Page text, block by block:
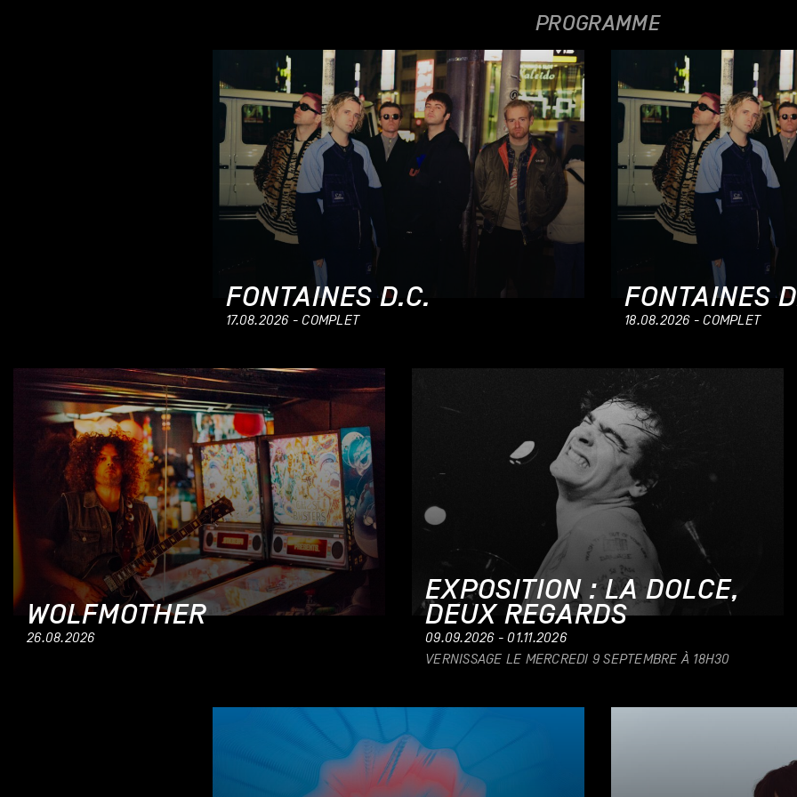
PROGRAMME
FONTAINES D.C.
17.08.2026 - COMPLET
FONTAINES
18.08.2026 - COMPLET
WOLFMOTHER
26.08.2026
EXPOSITION : LA DOLCE,
DEUX REGARDS
09.09.2026 - 01.11.2026
VERNISSAGE LE MERCREDI 9 SEPTEMBRE À 18H30